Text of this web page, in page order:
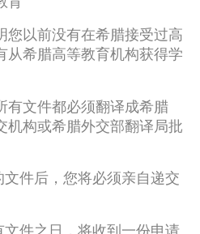
以前没有在希腊接受过高
从希腊高等教育机构获得学
文件都必须翻译成希腊
机构或希腊外交部翻译局批
件后，您将必须亲自递交